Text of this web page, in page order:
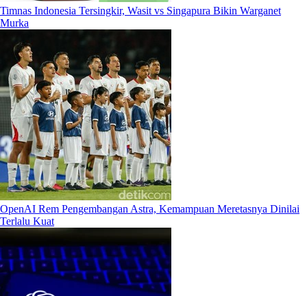
Timnas Indonesia Tersingkir, Wasit vs Singapura Bikin Warganet
Murka
OpenAI Rem Pengembangan Astra, Kemampuan Meretasnya Dinilai
Terlalu Kuat